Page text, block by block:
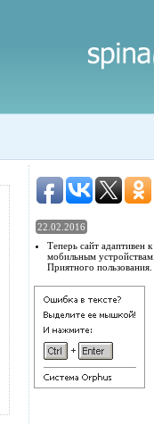
22.02.2016
Теперь сайт адаптивен к
мобильным устройствам.
Приятного пользования.